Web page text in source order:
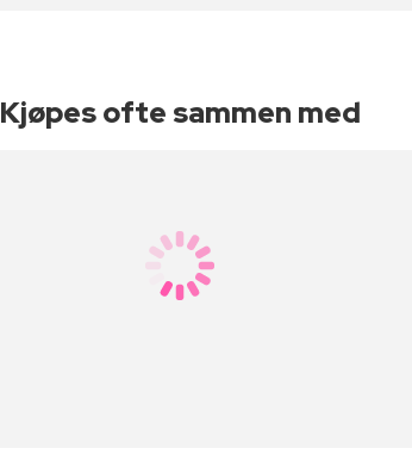
Kjøpes ofte sammen med